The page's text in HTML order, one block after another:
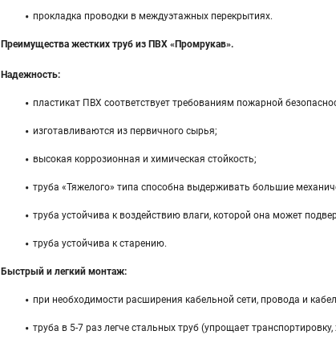
прокладка проводки в междуэтажных перекрытиях.
Преимущества жестких труб из ПВХ «Промрукав».
Надежность:
пластикат ПВХ соответствует требованиям пожарной
изготавливаются из первичного сырья;
высокая коррозионная и химическая стойкость;
труба «Тяжелого» типа способна выдерживать большие
труба устойчива к воздействию влаги, которой она может
труба устойчива к старению.
Быстрый и легкий монтаж:
при необходимости расширения кабельной сети, провода и
труба в 5-7 раз легче стальных труб (упрощает